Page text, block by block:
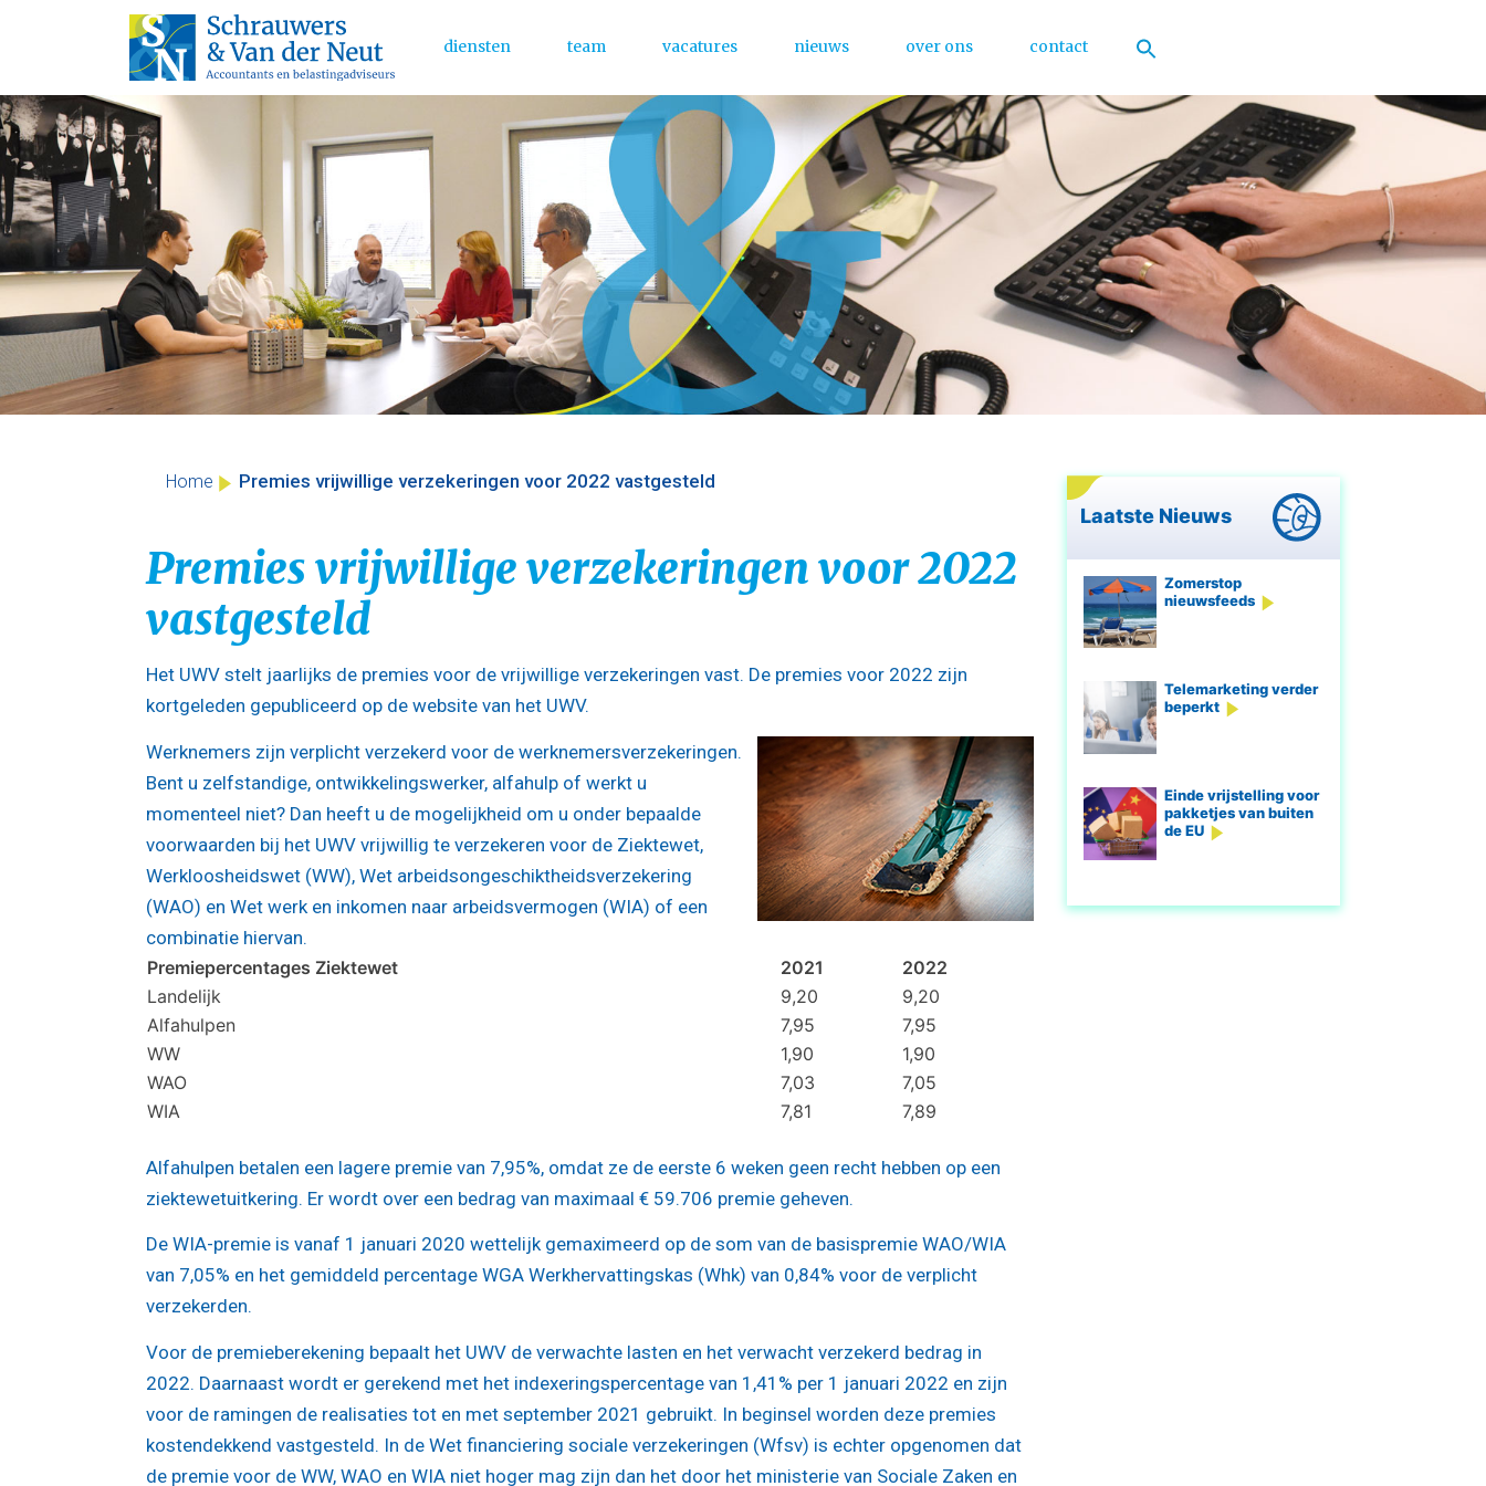
Skip
to
content
Main Menu
diensten team vacatures nieuws over ons contact
Home Premies vrijwillige verzekeringen voor 2022 vastgesteld
Premies vrijwillige verzekeringen voor 2022
vastgesteld
Het UWV stelt jaarlijks de premies voor de vrijwillige verzekeringen vast. De premies voor 2022 zijn
kortgeleden gepubliceerd op de website van het UWV.
Werknemers zijn verplicht verzekerd voor de werknemersverzekeringen.
Bent u zelfstandige, ontwikkelingswerker, alfahulp of werkt u
momenteel niet? Dan heeft u de mogelijkheid om u onder bepaalde
voorwaarden bij het UWV vrijwillig te verzekeren voor de Ziektewet,
Werkloosheidswet (WW), Wet arbeidsongeschiktheidsverzekering
(WAO) en Wet werk en inkomen naar arbeidsvermogen (WIA) of een
combinatie hiervan.
Premiepercentages Ziektewet
2021
2022
Landelijk
9,20
9,20
Alfahulpen
7,95
7,95
WW
1,90
1,90
WAO
7,03
7,05
WIA
7,81 7,89
Alfahulpen betalen een lagere premie van 7,95%, omdat ze de eerste 6 weken geen recht hebben op een
ziektewetuitkering. Er wordt over een bedrag van maximaal € 59.706 premie geheven.
De WIA-premie is vanaf 1 januari 2020 wettelijk gemaximeerd op de som van de basispremie WAO/WIA
van 7,05% en het gemiddeld percentage WGA Werkhervattingskas (Whk) van 0,84% voor de verplicht
verzekerden.
Voor de premieberekening bepaalt het UWV de verwachte lasten en het verwacht verzekerd bedrag in
2022. Daarnaast wordt er gerekend met het indexeringspercentage van 1,41% per 1 januari 2022 en zijn
voor de ramingen de realisaties tot en met september 2021 gebruikt. In beginsel worden deze premies
kostendekkend vastgesteld. In de Wet financiering sociale verzekeringen (Wfsv) is echter opgenomen dat
de premie voor de WW, WAO en WIA niet hoger mag zijn dan het door het ministerie van Sociale Zaken en
Laatste Nieuws
Zomerstop
nieuwsfeeds
Telemarketing verder
beperkt
Einde vrijstelling voor
pakketjes van buiten
de EU